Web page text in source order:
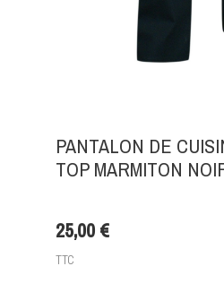
PANTALON DE
TOP MARMITON
25,00 €
TTC